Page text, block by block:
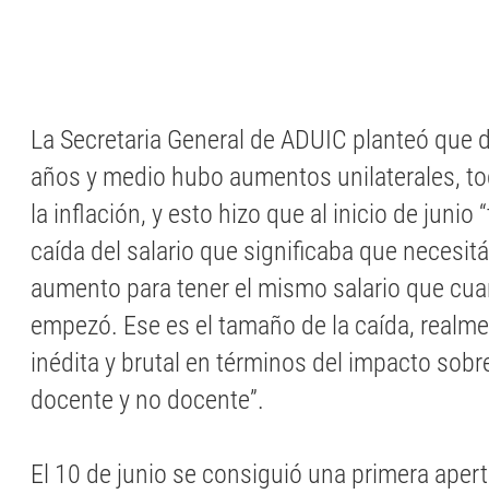
La Secretaria General de ADUIC planteó que
años y medio hubo aumentos unilaterales,
la inflación, y esto hizo que al inicio de junio
caída del salario que significaba que
aumento para tener el mismo salario que
empezó. Ese es el tamaño de la caída,
inédita y brutal en términos del impacto
docente y no docente”.
El 10 de junio se consiguió una primera